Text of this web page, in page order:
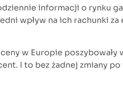
informacji o rynku
wpływ na ich rachunki za
w Europie
I to bez żadnej zmiany